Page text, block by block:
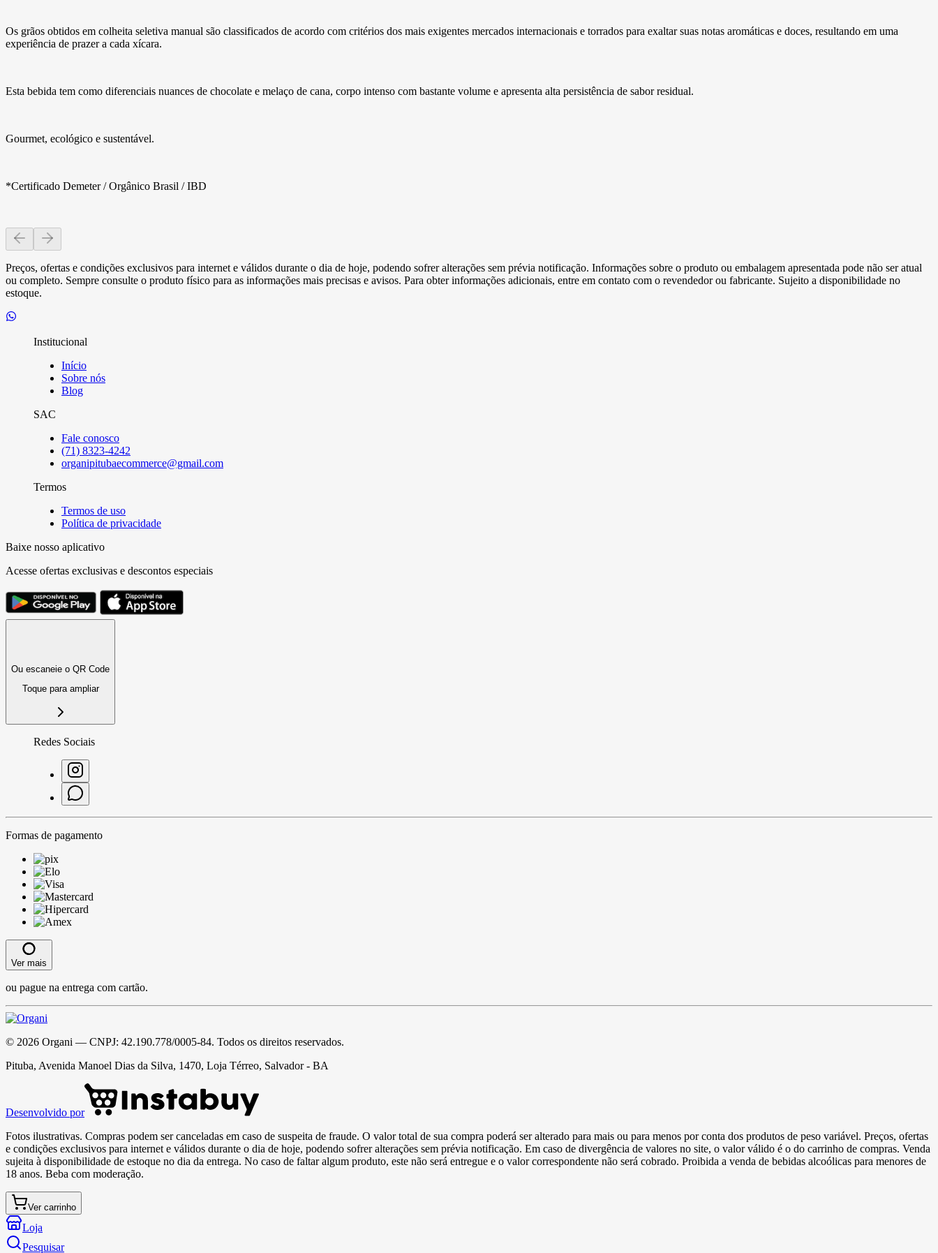
Os grãos obtidos em colheita seletiva manual são classificados de acordo com critérios dos mais exigentes mercados internacionais e torrados para exaltar suas notas aromáticas e doces, resultando em uma
experiência de prazer a cada xícara.
Esta bebida tem como diferenciais nuances de chocolate e melaço de cana, corpo intenso com bastante volume e apresenta alta persistência de sabor residual.
Gourmet, ecológico e sustentável.
*Certificado Demeter / Orgânico Brasil / IBD
Preços, ofertas e condições exclusivos para internet e válidos durante o dia de hoje, podendo sofrer alterações sem prévia notificação. Informações sobre o produto ou embalagem apresentada pode não ser atual
ou completo. Sempre consulte o produto físico para as informações mais precisas e avisos. Para obter informações adicionais, entre em contato com o revendedor ou fabricante. Sujeito a disponibilidade no
estoque.
Institucional
Início
Sobre nós
Blog
SAC
Fale conosco
(71) 8323-4242
organipitubaecommerce@gmail.com
Termos
Termos de uso
Política de privacidade
Baixe nosso aplicativo
Acesse ofertas exclusivas e descontos especiais
Ou escaneie o QR Code
Toque para ampliar
Redes Sociais
Formas de pagamento
Ver mais
ou pague na entrega com cartão.
© 2026 Organi — CNPJ: 42.190.778/0005-84. Todos os direitos reservados.
Pituba, Avenida Manoel Dias da Silva, 1470, Loja Térreo, Salvador - BA
Desenvolvido por
Fotos ilustrativas. Compras podem ser canceladas em caso de suspeita de fraude. O valor total de sua compra poderá ser alterado para mais ou para menos por conta dos produtos de peso variável. Preços, ofertas
e condições exclusivos para internet e válidos durante o dia de hoje, podendo sofrer alterações sem prévia notificação. Em caso de divergência de valores no site, o valor válido é o do carrinho de compras. Venda
sujeita à disponibilidade de estoque no dia da entrega. No caso de faltar algum produto, este não será entregue e o valor correspondente não será cobrado. Proibida a venda de bebidas alcoólicas para menores de
18 anos. Beba com moderação.
Ver carrinho
Loja
Pesquisar